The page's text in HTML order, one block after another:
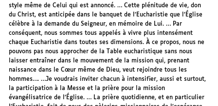
style même de Celui qui est annoncé. … Cette plénitude de vie, don
du Christ, est anticipée dans le banquet de l’Eucharistie que l’Église
célèbre à la demande du Seigneur, en mémoire de Lui. … Par
conséquent, nous sommes tous appelés à vivre plus intensément
chaque Eucharistie dans toutes ses dimensions. À ce propos, nous ne
pouvons pas nous approcher de la Table eucharistique sans nous
laisser entraîner dans le mouvement de la mission qui, prenant
naissance dans le Cœur même de Dieu, veut rejoindre tous les
hommes…. …Je voudrais inviter chacun à intensifier, aussi et surtout,
la participation à la Messe et la prière pour la mission
évangélisatrice de l’Église. … La prière quotidienne, et en particulier